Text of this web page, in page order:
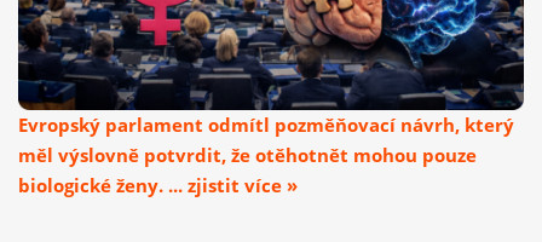
Evropský parlament odmítl pozměňovací návrh, který
měl výslovně potvrdit, že otěhotnět mohou pouze
biologické ženy. ... zjistit více »